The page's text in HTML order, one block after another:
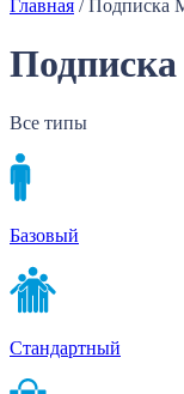
Главная / Подписка
Все типы
Базовый
Стандартный